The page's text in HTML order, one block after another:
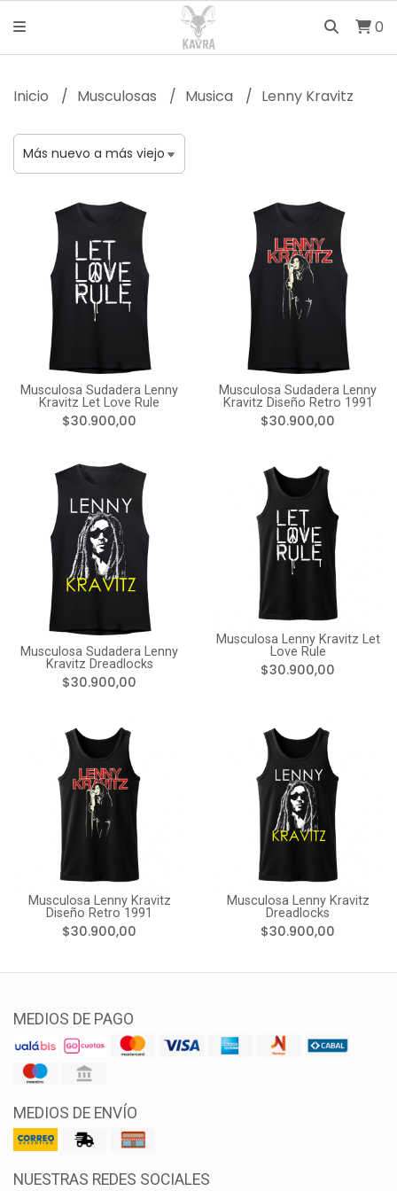
0
Inicio Musculosas Musica Lenny Kravitz
Musculosa Sudadera Lenny
Kravitz Let Love Rule
$30.900,00
Musculosa Sudadera Lenny
Kravitz Diseño Retro 1991
$30.900,00
Musculosa Sudadera Lenny
Kravitz Dreadlocks
$30.900,00
Musculosa Lenny Kravitz Let
Love Rule
$30.900,00
Musculosa Lenny Kravitz
Diseño Retro 1991
$30.900,00
Musculosa Lenny Kravitz
Dreadlocks
$30.900,00
MEDIOS DE PAGO
MEDIOS DE ENVÍO
NUESTRAS REDES SOCIALES